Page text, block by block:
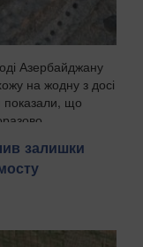
Азербайджану
на жодну з досі
показали, що
попередні...
залишки